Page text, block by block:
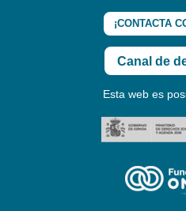
¡CONTACTA
Canal de
Esta web es